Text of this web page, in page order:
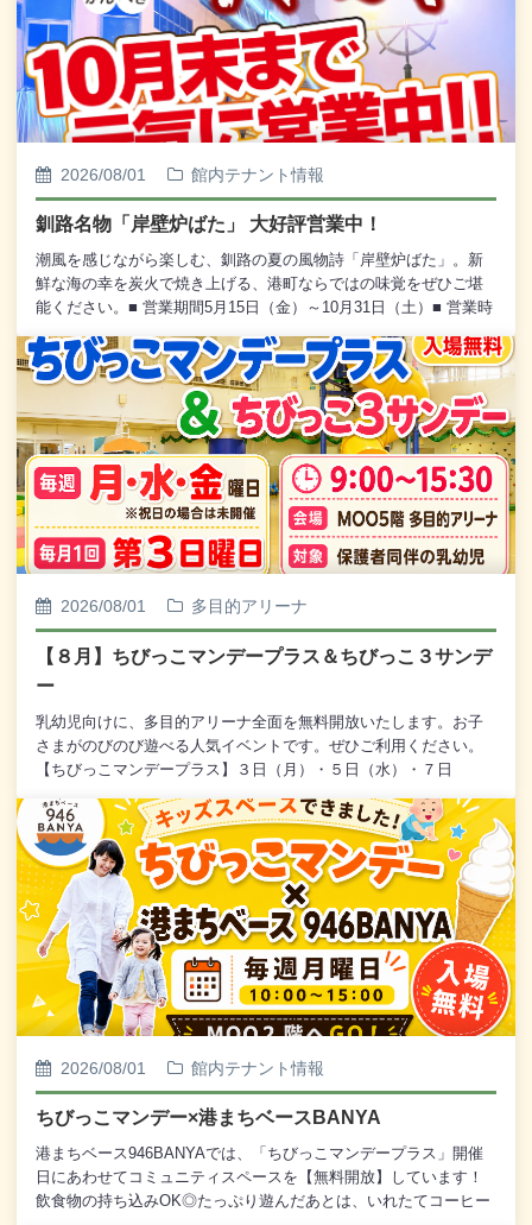
2026/08/01 館内テナント情報
釧路名物「岸壁炉ばた」 大好評営業中！
潮風を感じながら楽しむ、釧路の夏の風物詩「岸壁炉ばた」。新
鮮な海の幸を炭火で焼き上げる、港町ならではの味覚をぜひご堪
能ください。■ 営業期間5月15日（金）～10月31日（土）■ 営業時
までにご来店可能なお客様のみご予約を承っております。当日予
約は15:00まで受付しております。■ ご予約いただけない日お盆期
間：8月13日（木）～16日（日）どんぱく開催日：9月12日
（土）・13日（日）皆様のご来店を心よりお待ちしております。■
お問い合わせ先TEL：0154-23-0600（受付時間 10:00～19:00）株
式会社 釧路河畔開発公社（釧路フィッシャーマンズワーフMOO）
2026/08/01 多目的アリーナ
【８月】ちびっこマンデープラス＆ちびっこ３サンデ
ー
乳幼児向けに、多目的アリーナ全面を無料開放いたします。お子
さまがのびのび遊べる人気イベントです。ぜひご利用ください。
【ちびっこマンデープラス】３日（月）・５日（水）・７日
（月）・１９日（水）・２１日（金）・２４日（月）・２６日
（水）・２８日（金）・３１日（月）【ちびっこ３サンデー】１
６日（日）■ ご利用について乳幼児対象に、多目的アリーナ全面
を開放いたします。入場は無料です。■ 駐車場について「ちびっ
こマンデープラス」および「ちびっこ３サンデー」をご利用のお
客様は、ＭＯＯ・錦町・河畔駐車場が２時間まで無料となりま
す。※駐車券をお持ちのうえ、５階多目的アリーナ受付までお声
かけください。■ お問い合わせ釧路市こども保健部 こども育成課
TEL：０１５４-３１-４５４１
2026/08/01 館内テナント情報
ちびっこマンデー×港まちベースBANYA
港まちベース946BANYAでは、「ちびっこマンデープラス」開催
日にあわせてコミュニティスペースを【無料開放】しています！
飲食物の持ち込みOK◎たっぷり遊んだあとは、いれたてコーヒー